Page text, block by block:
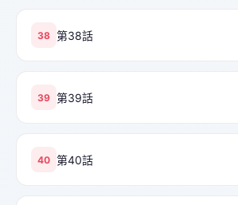
38 第38話
39 第39話
40 第40話